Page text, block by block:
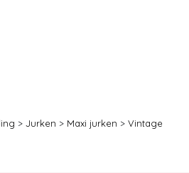
> Jurken > Maxi jurken > Vintage